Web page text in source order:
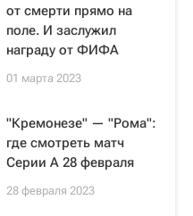
от смерти прямо на
поле. И заслужил
награду от ФИФА
01 марта 2023
"Кремонезе" — "Рома":
где смотреть матч
Серии А 28 февраля
28 февраля 2023